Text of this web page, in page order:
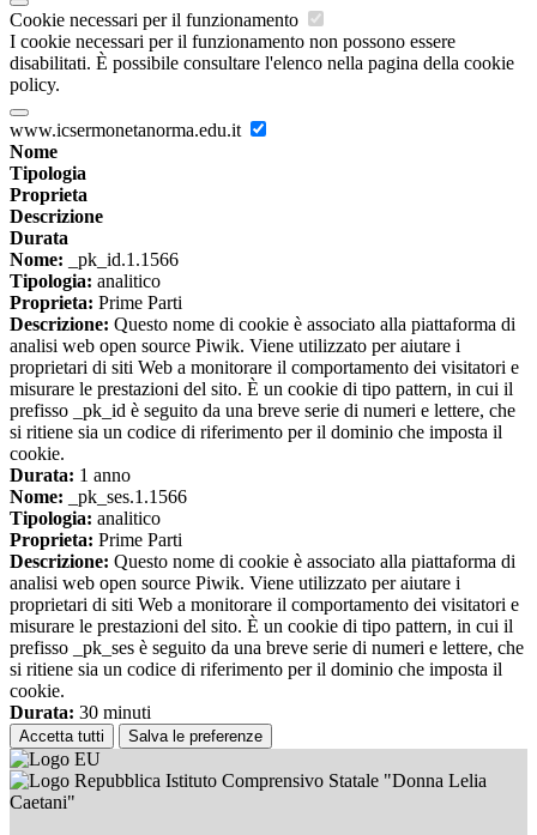
Cookie necessari per il funzionamento
I cookie necessari per il funzionamento non possono essere
disabilitati. È possibile consultare l'elenco nella pagina della cookie
policy.
www.icsermonetanorma.edu.it
Nome
Tipologia
Proprieta
Descrizione
Durata
Nome: _pk_id.1.1566
Tipologia: analitico
Proprieta: Prime Parti
Descrizione: Questo nome di cookie è associato alla piattaforma di
analisi web open source Piwik. Viene utilizzato per aiutare i
proprietari di siti Web a monitorare il comportamento dei visitatori e
misurare le prestazioni del sito. È un cookie di tipo pattern, in cui il
prefisso _pk_id è seguito da una breve serie di numeri e lettere, che
si ritiene sia un codice di riferimento per il dominio che imposta il
cookie.
Durata: 1 anno
Nome: _pk_ses.1.1566
Tipologia: analitico
Proprieta: Prime Parti
Descrizione: Questo nome di cookie è associato alla piattaforma di
analisi web open source Piwik. Viene utilizzato per aiutare i
proprietari di siti Web a monitorare il comportamento dei visitatori e
misurare le prestazioni del sito. È un cookie di tipo pattern, in cui il
prefisso _pk_ses è seguito da una breve serie di numeri e lettere, che
si ritiene sia un codice di riferimento per il dominio che imposta il
cookie.
Durata: 30 minuti
Accetta tutti Salva le preferenze
Istituto Comprensivo Statale "Donna Lelia
Caetani"